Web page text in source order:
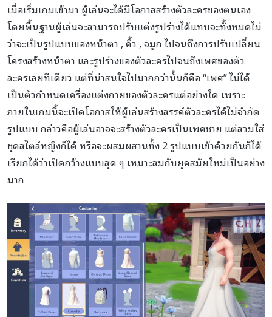
เมื่อเริ่มเกมเข้ามา ผู้เล่นจะได้มีโอกาสสร้างตัวละครของตนเอง
โดยพื้นฐานผู้เล่นจะสามารถปรับแต่งรูปร่างได้แทบจะทั้งหมดไม่
ว่าจะเป็นรูปแบบของหน้าตา , คิ้ว , จมูก ไปจนถึงการปรับเปลี่ยน
โครงสร้างหน้าตา และรูปร่างของตัวละครไปจนถึงเพศของตัว
ละครเลยทีเดียว แต่ที่น่าสนใจไปมากกว่านั้นก็คือ “เพศ” ไม่ได้
เป็นตัวกำหนดเครื่องแต่งกายของตัวละครแต่อย่างใด เพราะ
ภายในเกมนี้จะเปิดโอกาสให้ผู้เล่นสร้างสรรค์ตัวละครได้ไม่จำกัด
รูปแบบ กล่าวคือผู้เล่นอาจจะสร้างตัวละครเป็นเพศชาย แต่สวมใส่
ชุดสไตล์หญิงก็ได้ หรือจะผสมผสานทั้ง 2 รูปแบบเข้าด้วยกันก็ได้
เรียกได้ว่าเปิดกว้างแบบสุด ๆ เหมาะสมกับยุคสมัยใหม่เป็นอย่าง
มาก